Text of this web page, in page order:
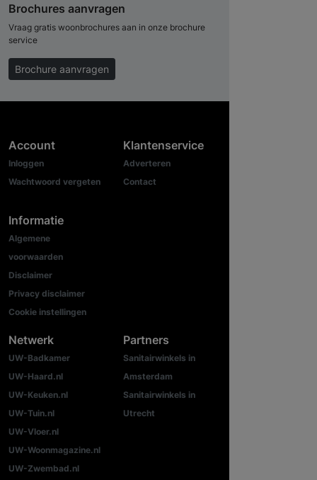
Brochures aanvragen
Vraag gratis woonbrochures aan in onze brochure
service
Brochure aanvragen
Account
Inloggen
Wachtwoord vergeten
Informatie
Algemene
voorwaarden
Disclaimer
Privacy disclaimer
Cookie instellingen
Klantenservice
Adverteren
Contact
Netwerk
UW-Badkamer
UW-Haard.nl
UW-Keuken.nl
UW-Tuin.nl
UW-Vloer.nl
UW-Woonmagazine.nl
UW-Zwembad.nl
Partners
Sanitairwinkels in
Amsterdam
Sanitairwinkels in
Utrecht